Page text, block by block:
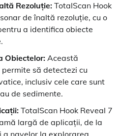
Rezoluție: TotalScan Hook
de înaltă rezoluție, cu o
a identifica obiecte
Obiectelor: Această
să detectezi cu
inclusiv cele care sunt
de sedimente.
TotalScan Hook Reveal 7
largă de aplicații, de la